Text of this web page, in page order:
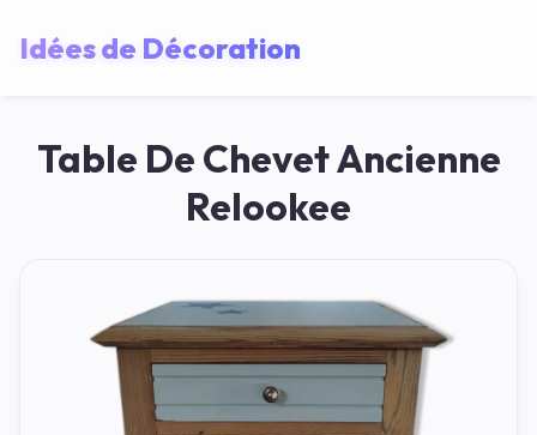
Idées de Décoration
Table De Chevet Ancienne
Relookee